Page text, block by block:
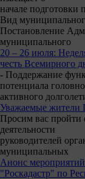
начале подготовки
Вид
Постановление
муниципального
20 – 26 июля:
честь Всемирного
- Поддержание
потенциала
активного
Уважаемые жители
Просим вас пройти
деятельности
руководителей
муниципальных
Анонс
"Роскадастр" по